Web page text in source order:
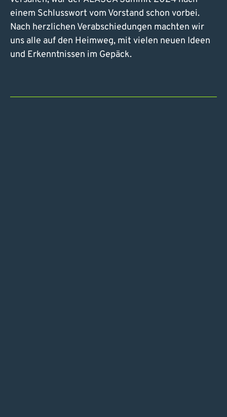
einem Schlusswort vom Vorstand schon vorbei.
Nach herzlichen Verabschiedungen machten wir
uns alle auf den Heimweg, mit vielen neuen Ideen
und Erkenntnissen im Gepäck.